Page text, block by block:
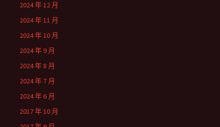
2024 年 12 月
2024 年 11 月
2024 年 10 月
2024 年 9 月
2024 年 8 月
2024 年 7 月
2024 年 6 月
2017 年 10 月